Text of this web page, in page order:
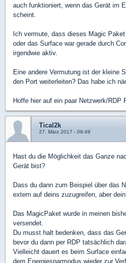
auch funktioniert, wenn das Gerät im
scheint.
Ich vermute, dass dieses Magic
oder das Surface war gerade durch
irgendwie aktiv.
Eine andere Vermutung ist der kleine
den Port weiterleiten? Das habe ich
Hoffe hier auf ein paar Netzwerk/RDP
Tical2k
27. März 2017 - 09:49
Hast du die Möglichkeit das Ganze
Gerät bist?
Dass du dann zum Beispiel über das
extern auf deins zuzugreifen, aber
Das MagicPaket wurde in meinen
versendet.
Du musst halt bedenken, dass das
bevor du dann per RDP tatsächlich
Vielleicht dauert es beim Surface
dem Energiesparmodus wieder zur